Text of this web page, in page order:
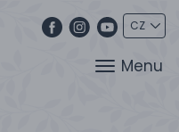
Menu